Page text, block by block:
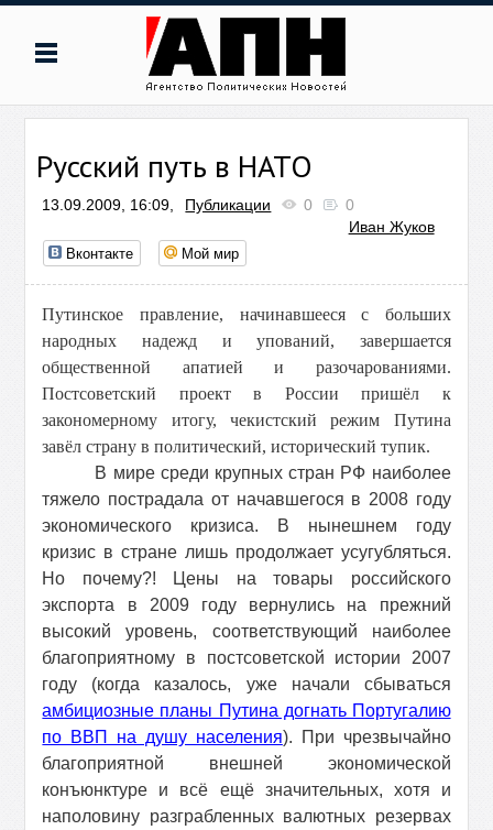
Русский путь в НАТО
13.09.2009, 16:09, Публикации 0
0
Иван Жуков
Вконтакте Мой мир
Путинское правление, начинавшееся с больших
народных надежд и упований, завершается
общественной апатией и разочарованиями.
Постсоветский проект в России пришёл к
закономерному итогу, чекистский режим Путина
завёл страну в политический, исторический тупик.
В мире среди крупных стран РФ наиболее
тяжело пострадала от начавшегося в 2008 году
экономического кризиса. В нынешнем году
кризис в стране лишь продолжает усугубляться.
Но почему?! Цены на товары российского
экспорта в 2009 году вернулись на прежний
высокий уровень, соответствующий наиболее
благоприятному в постсоветской истории 2007
году (когда казалось, уже начали сбываться
амбициозные планы Путина догнать Португалию
по ВВП на душу населения). При чрезвычайно
благоприятной внешней экономической
конъюнктуре и всё ещё значительных, хотя и
наполовину разграбленных валютных резервах